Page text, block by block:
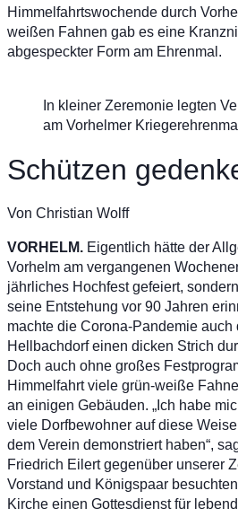
Himmelfahrtswochende durch
weißen Fahnen gab es eine
abgespeckter Form am Ehrenmal.
In kleiner Zeremonie legten
am Vorhelmer
Schützen
Von Christian Wolff
VORHELM. Eigentlich hätte der
Vorhelm am vergangenen
jährliches Hochfest gefeiert,
seine Entstehung vor 90 Jahren
machte die Corona-Pandemie auch
Hellbachdorf einen dicken Strich
Doch auch ohne großes
Himmelfahrt viele grün-weiße
an einigen Gebäuden. „Ich habe
viele Dorfbewohner auf diese
dem Verein demonstriert haben“,
Friedrich Eilert gegenüber unserer
Vorstand und Königspaar
Kirche einen Gottesdienst für